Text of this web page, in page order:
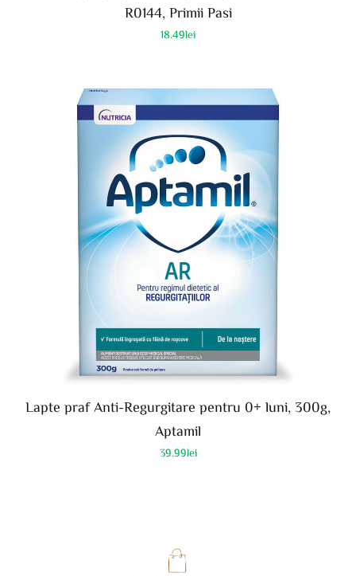
R0144, Primii Pasi
18.49lei
Lapte praf Anti-Regurgitare pentru 0+ luni, 300g,
Aptamil
39.99lei